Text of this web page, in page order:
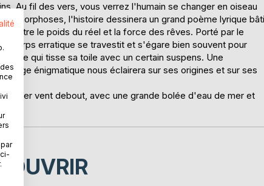
Au fil des vers, vous verrez l'humain se changer en oiseau
l'histoire dessinera un grand poème lyrique bâti
entre le poids du réel et la force des rêves. Porté par le
corps erratique se travestit et s'égare bien souvent pour
qui tisse sa toile avec un certain suspens. Une
énigmatique nous éclairera sur ses origines et sur ses
vent debout, avec une grande bolée d'eau de mer et